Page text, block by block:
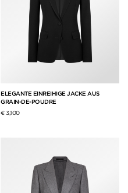
ELEGANTE EINREIHIGE JACKE AUS
GRAIN-DE-POUDRE
€ 3,100